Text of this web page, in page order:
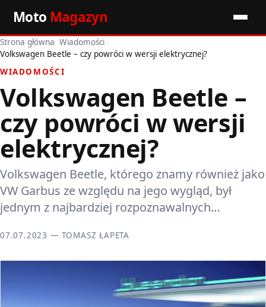
Moto Magazyn
Start
Wiadomości
Premiery
Porady motoryzacyjne
Pozostałe artykuły
Strona główna ›Wiadomości ›
Volkswagen Beetle – czy powróci w wersji elektrycznej?
WIADOMOŚCI
Volkswagen Beetle –
czy powróci w wersji
elektrycznej?
Volkswagen Beetle, którego znamy również jako
VW Garbus ze względu na jego wygląd, był
jednym z najbardziej rozpoznawalnych…
07.07.2023 — TOMASZ ŁAPETA